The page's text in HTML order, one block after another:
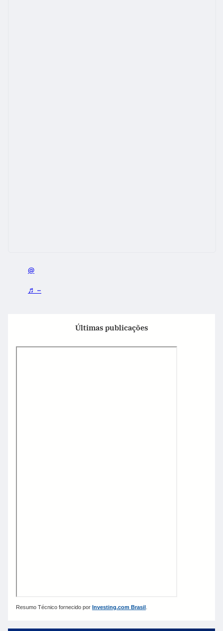
@
♬ –
Últimas publicações
Resumo Técnico fornecido por Investing.com Brasil